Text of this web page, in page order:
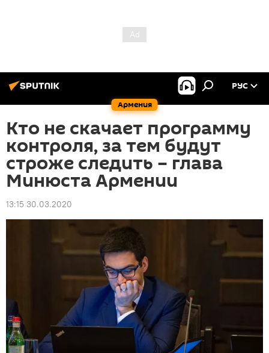
Армения
РУС
Кто не скачает программу
контроля, за тем будут
строже следить – глава
Минюста Армении
13:15 30.03.2020